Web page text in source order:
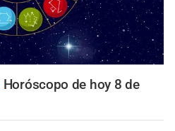
Horóscopo de hoy 8 de